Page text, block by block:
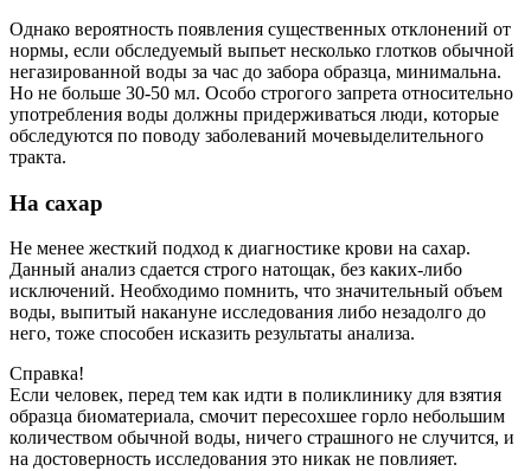
Однако вероятность появления существенных отклонений от
нормы, если обследуемый выпьет несколько глотков обычной
негазированной воды за час до забора образца, минимальна.
Но не больше 30-50 мл. Особо строгого запрета относительно
употребления воды должны придерживаться люди, которые
обследуются по поводу заболеваний мочевыделительного
тракта.
На сахар
Не менее жесткий подход к диагностике крови на сахар.
Данный анализ сдается строго натощак, без каких-либо
исключений. Необходимо помнить, что значительный объем
воды, выпитый накануне исследования либо незадолго до
него, тоже способен исказить результаты анализа.
Справка!
Если человек, перед тем как идти в поликлинику для взятия
образца биоматериала, смочит пересохшее горло небольшим
количеством обычной воды, ничего страшного не случится, и
на достоверность исследования это никак не повлияет.